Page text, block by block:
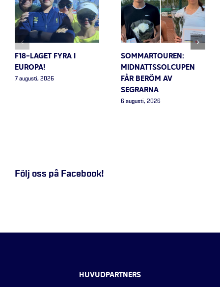
F18-LAGET FYRA I
EUROPA!
7 augusti, 2026
SOMMARTOUREN:
MIDNATTSSOLCUPEN
FÅR BERÖM AV
SEGRARNA
6 augusti, 2026
Följ oss på Facebook!
HUVUDPARTNERS